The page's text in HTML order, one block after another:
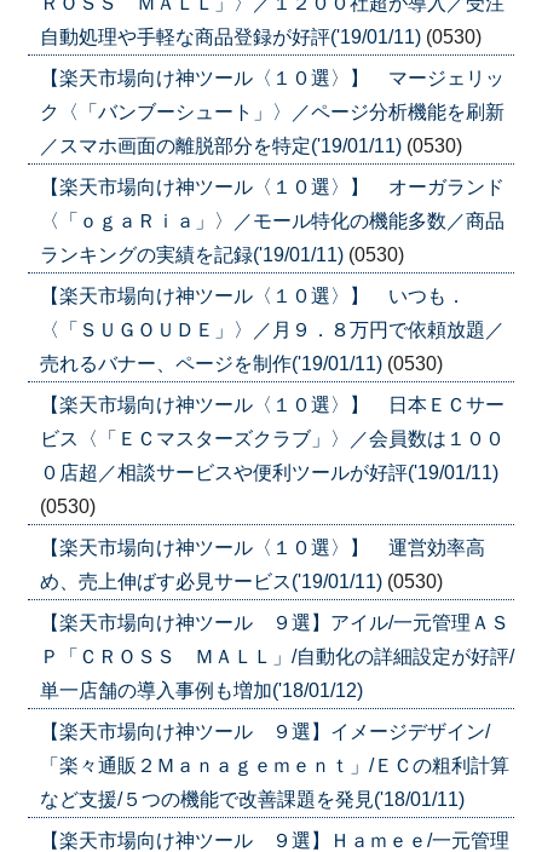
自動処理や手軽な商品登録が好評('19/01/11) (0530)
【楽天市場向け神ツール〈１０選〉】 マージェリッ
ク〈「バンブーシュート」〉／ページ分析機能を刷新
／スマホ画面の離脱部分を特定('19/01/11) (0530)
【楽天市場向け神ツール〈１０選〉】 オーガランド
〈「ｏｇａＲｉａ」〉／モール特化の機能多数／商品
ランキングの実績を記録('19/01/11) (0530)
【楽天市場向け神ツール〈１０選〉】 いつも．
〈「ＳＵＧＯＵＤＥ」〉／月９．８万円で依頼放題／
売れるバナー、ページを制作('19/01/11) (0530)
【楽天市場向け神ツール〈１０選〉】 日本ＥＣサー
ビス〈「ＥＣマスターズクラブ」〉／会員数は１００
０店超／相談サービスや便利ツールが好評('19/01/11)
(0530)
【楽天市場向け神ツール〈１０選〉】 運営効率高
め、売上伸ばす必見サービス('19/01/11) (0530)
【楽天市場向け神ツール ９選】アイル/一元管理ＡＳ
Ｐ「ＣＲＯＳＳ ＭＡＬＬ」/自動化の詳細設定が好評/
単一店舗の導入事例も増加('18/01/12)
【楽天市場向け神ツール ９選】イメージデザイン/
「楽々通販２Ｍａｎａｇｅｍｅｎｔ」/ＥＣの粗利計算
など支援/５つの機能で改善課題を発見('18/01/11)
【楽天市場向け神ツール ９選】Ｈａｍｅｅ/一元管理